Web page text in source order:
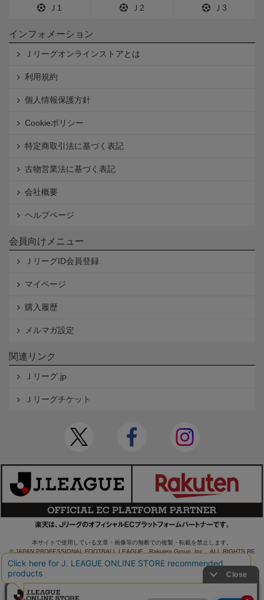
Ｊ1 Ｊ2 Ｊ3
インフォメーション
Ｊリーグオンラインストアとは
利用規約
個人情報保護方針
Cookieポリシー
特定商取引法に基づく表記
古物営業法に基づく表記
会社概要
ヘルプページ
会員向けメニュー
ＪリーグID会員登録
マイページ
購入履歴
メルマガ設定
関連リンク
Ｊリーグ.jp
Ｊリーグチケット
本サイトで使用している文章・画像等の無断での複製・転載を禁止します。
© JAPAN PROFESSIONAL FOOTBALL LEAGUE Rakuten Group, Inc. ALL RIGHTS RE
SERVED.